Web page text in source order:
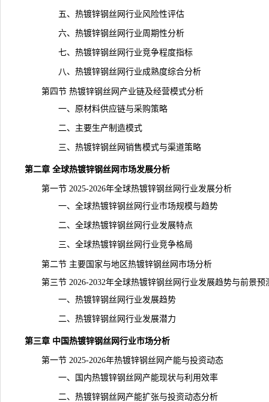
五、热镀锌钢丝网行业风险性评估
六、热镀锌钢丝网行业周期性分析
七、热镀锌钢丝网行业竞争程度指标
八、热镀锌钢丝网行业成熟度综合分析
第四节 热镀锌钢丝网产业链及经营模式分析
一、原材料供应链与采购策略
二、主要生产制造模式
三、热镀锌钢丝网销售模式与渠道策略
第二章 全球热镀锌钢丝网市场发展分析
第一节 2025-2026年全球热镀锌钢丝网行业发展分析
一、全球热镀锌钢丝网行业市场规模与趋势
二、全球热镀锌钢丝网行业发展特点
三、全球热镀锌钢丝网行业竞争格局
第二节 主要国家与地区热镀锌钢丝网市场分析
第三节 2026-2032年全球热镀锌钢丝网行业发展趋势与前景预
一、热镀锌钢丝网行业发展趋势
二、热镀锌钢丝网行业发展潜力
第三章 中国热镀锌钢丝网行业市场分析
第一节 2025-2026年热镀锌钢丝网产能与投资动态
一、国内热镀锌钢丝网产能现状与利用效率
二、热镀锌钢丝网产能扩张与投资动态分析